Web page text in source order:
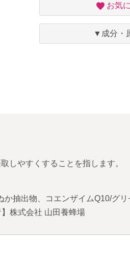
お
入
り
お気
▼成分・
しやすくすることを指します。
抽出物、コエンザイムQ10/グ
株式会社 山田養蜂場